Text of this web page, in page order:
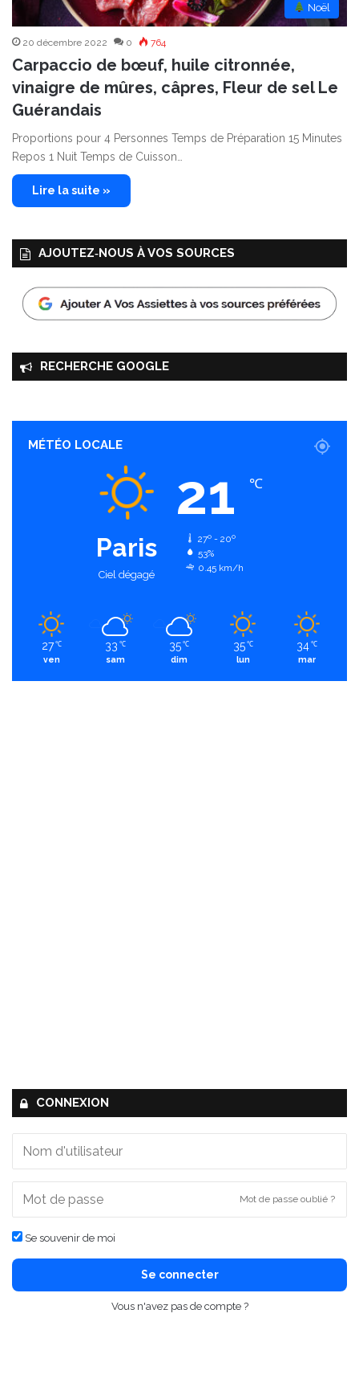
︎ Noël
20 décembre 2022 0 764
Carpaccio de bœuf, huile citronnée,
vinaigre de mûres, câpres, Fleur de sel Le
Guérandais
Proportions pour 4 Personnes Temps de Préparation 15 Minutes
Repos 1 Nuit Temps de Cuisson…
Lire la suite »
AJOUTEZ‑NOUS À VOS SOURCES
RECHERCHE GOOGLE
MÉTÉO LOCALE
Paris
Ciel dégagé
21 ℃
27º - 20º
53%
0.45 km/h
27 ℃
ven
33 ℃
sam
35 ℃
dim
35 ℃
lun
34 ℃
mar
CONNEXION
Mot de passe oublié ?
Se souvenir de moi
Se connecter
Vous n'avez pas de compte ?